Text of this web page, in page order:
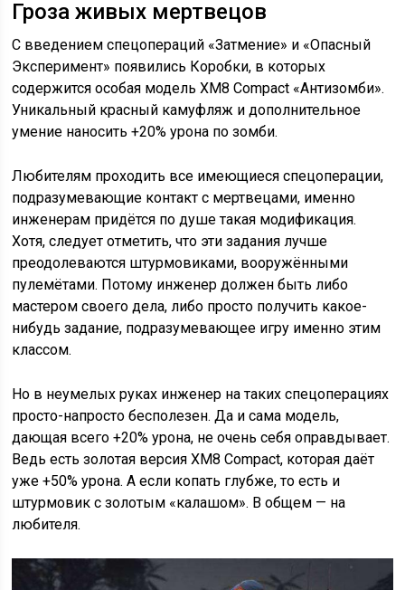
Гроза живых мертвецов
С введением спецопераций «Затмение» и «Опасный
Эксперимент» появились Коробки, в которых
содержится особая модель XM8 Compact «Антизомби».
Уникальный красный камуфляж и дополнительное
умение наносить +20% урона по зомби.
Любителям проходить все имеющиеся спецоперации,
подразумевающие контакт с мертвецами, именно
инженерам придётся по душе такая модификация.
Хотя, следует отметить, что эти задания лучше
преодолеваются штурмовиками, вооружёнными
пулемётами. Потому инженер должен быть либо
мастером своего дела, либо просто получить какое-
нибудь задание, подразумевающее игру именно этим
классом.
Но в неумелых руках инженер на таких спецоперациях
просто-напросто бесполезен. Да и сама модель,
дающая всего +20% урона, не очень себя оправдывает.
Ведь есть золотая версия XM8 Compact, которая даёт
уже +50% урона. А если копать глубже, то есть и
штурмовик с золотым «калашом». В общем — на
любителя.